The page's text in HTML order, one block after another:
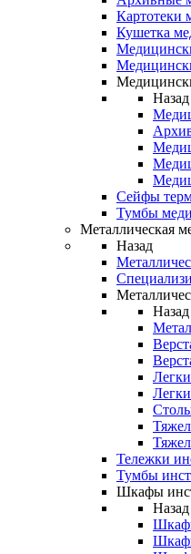
Картотеки
Кушетка
Назад
Сейфы
Тумбы
Металлическая
Назад
Назад
Тележки
Тумбы
Шкафы
Назад